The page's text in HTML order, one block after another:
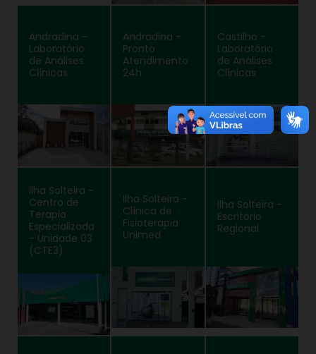
Andradina -
Laboratório
de Análises
Clínicas
Andradina -
Pronto
Atendimento
24h
Castilho -
Laboratório
de Análises
Clínicas
Ilha Solteira -
Centro de
Terapia
Especializada
- Unidade 03
(CTE3)
Ilha Solteira -
Clínica de
Fisioterapia
Unimed
Ilha Solteira -
Escritório
Regional